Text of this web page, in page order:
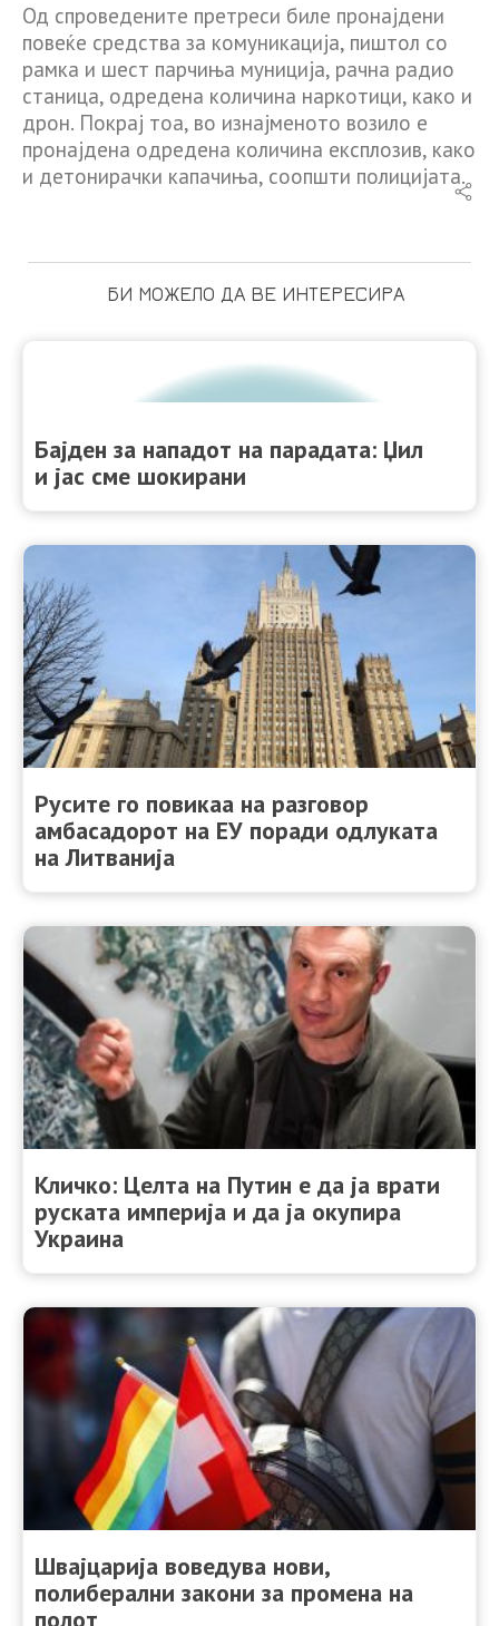
Од спроведените претреси биле пронајдени
повеќе средства за комуникација, пиштол со
рамка и шест парчиња муниција, рачна радио
станица, одредена количина наркотици, како и
дрон. Покрај тоа, во изнајменото возило е
пронајдена одредена количина експлозив, како
и детонирачки капачиња, соопшти полицијата.
БИ МОЖЕЛО ДА ВЕ ИНТЕРЕСИРА
Бајден за нападот на парадата: Џил
и јас сме шокирани
Русите го повикаа на разговор
амбасадорот на ЕУ поради одлуката
на Литванија
Кличко: Целта на Путин е да ја врати
руската империја и да ја окупира
Украина
Швајцарија воведува нови,
полиберални закони за промена на
полот